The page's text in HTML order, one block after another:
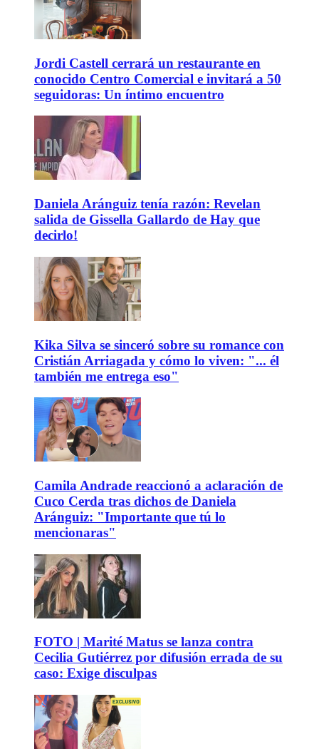
Jordi Castell cerrará un restaurante en
conocido Centro Comercial e invitará a 50
seguidoras: Un íntimo encuentro
Daniela Aránguiz tenía razón: Revelan
salida de Gissella Gallardo de Hay que
decirlo!
Kika Silva se sinceró sobre su romance con
Cristián Arriagada y cómo lo viven: "... él
también me entrega eso"
Camila Andrade reaccionó a aclaración de
Cuco Cerda tras dichos de Daniela
Aránguiz: "Importante que tú lo
mencionaras"
FOTO | Marité Matus se lanza contra
Cecilia Gutiérrez por difusión errada de su
caso: Exige disculpas